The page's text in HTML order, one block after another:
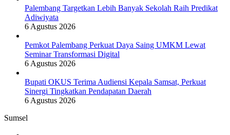
Palembang Targetkan Lebih Banyak Sekolah Raih Predikat
Adiwiyata
6 Agustus 2026
Pemkot Palembang Perkuat Daya Saing UMKM Lewat
Seminar Transformasi Digital
6 Agustus 2026
Bupati OKUS Terima Audiensi Kepala Samsat, Perkuat
Sinergi Tingkatkan Pendapatan Daerah
6 Agustus 2026
Sumsel